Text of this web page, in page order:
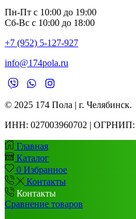
Пн-Пт с 10:00 до 19:00
Сб-Вс с 10:00 до 18:00
+7 (952) 5-127-927
info@174pola.ru
© 2025 174 Пола | г. Челябинск.
ИНН: 027003960702 | ОГРНИП:
Главная
Каталог
0 Избранное
Контакты
Контакты
Сравнение товаров